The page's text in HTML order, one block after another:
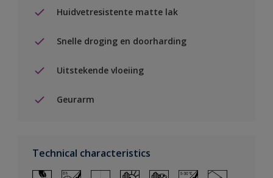
Huidvetresistente matte lak
Snelle droging en doorharding
Uitstekende vloeiing
Geurarm
Technical characteristics